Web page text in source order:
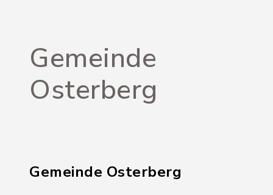
Gemeinde
Osterberg
Gemeinde Osterberg